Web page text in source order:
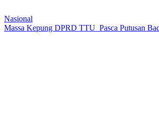
Nasional
Massa Kepung DPRD TTU Pasca Putusan